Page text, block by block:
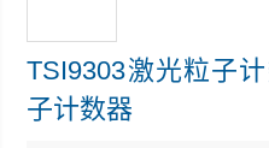
TSI9303激光粒子
子计数器